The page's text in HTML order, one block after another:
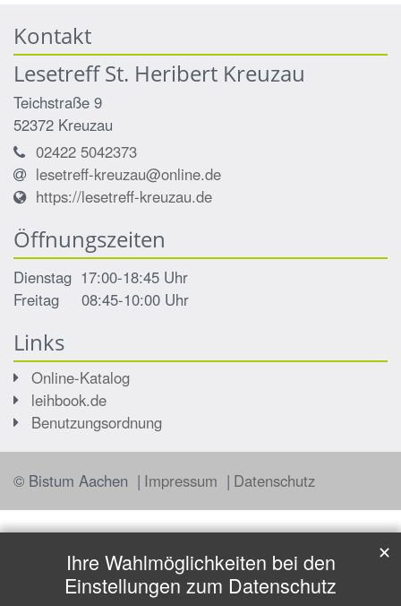
Kontakt
Lesetreff St. Heribert Kreuzau
Teichstraße 9
52372 Kreuzau
02422 5042373
lesetreff-kreuzau@online.de
https://lesetreff-kreuzau.de
Öffnungszeiten
Dienstag 17:00-18:45 Uhr
Freitag 08:45-10:00 Uhr
Links
Online-Katalog
leihbook.de
Benutzungsordnung
© Bistum Aachen Impressum Datenschutz
Ihre Wahlmöglichkeiten bei den
Einstellungen zum Datenschutz
✕